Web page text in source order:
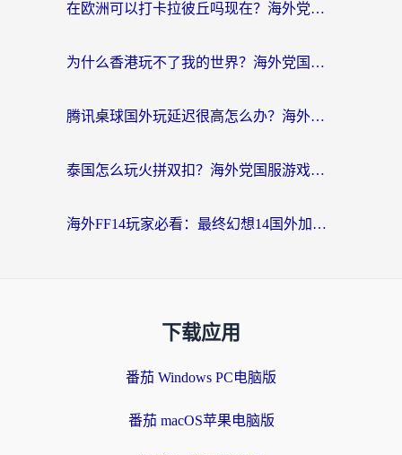
在欧洲可以打卡拉彼丘吗现在？海外党国服游戏加速器终极避坑指南
为什么香港玩不了我的世界？海外党国服游戏加速终极解决方案
腾讯桌球国外玩延迟很高怎么办？海外党亲测有效的国服游戏加速指南
泰国怎么玩火拼双扣？海外党国服游戏加速终极指南（附暗区突围植物大战僵尸实测）
海外FF14玩家必看：最终幻想14国外加速器下载安装全攻略+卡顿解决秘籍
下载应用
番茄 Windows PC电脑版
番茄 macOS苹果电脑版